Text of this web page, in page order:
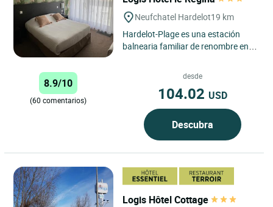
Neufchatel Hardelot19 km
Hardelot-Plage es una estación
balnearia familiar de renombre en el
8.9/10
(60 comentarios)
desde
104.02 USD
Descubra
Logis Hôtel Cottage